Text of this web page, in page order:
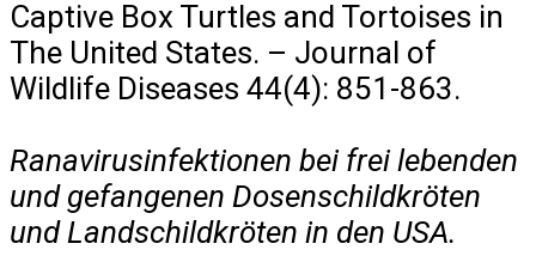
Captive Box Turtles and Tortoises in
The United States. – Journal of
Wildlife Diseases 44(4): 851-863.
Ranavirusinfektionen bei frei lebenden
und gefangenen Dosenschildkröten
und Landschildkröten in den USA.